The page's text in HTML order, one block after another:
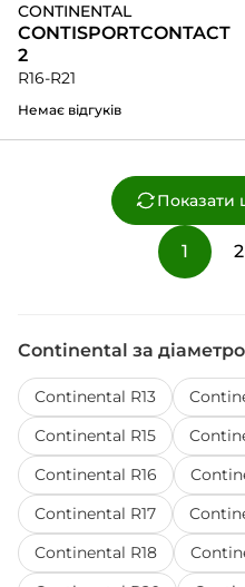
CONTINENTAL
CONTISPORTCONTACT
2
R16-R21
Немає відгуків
Показати
1 2
Continental за
Continental R13
Continental R15
Continental R16
Continental R17
Continental R18